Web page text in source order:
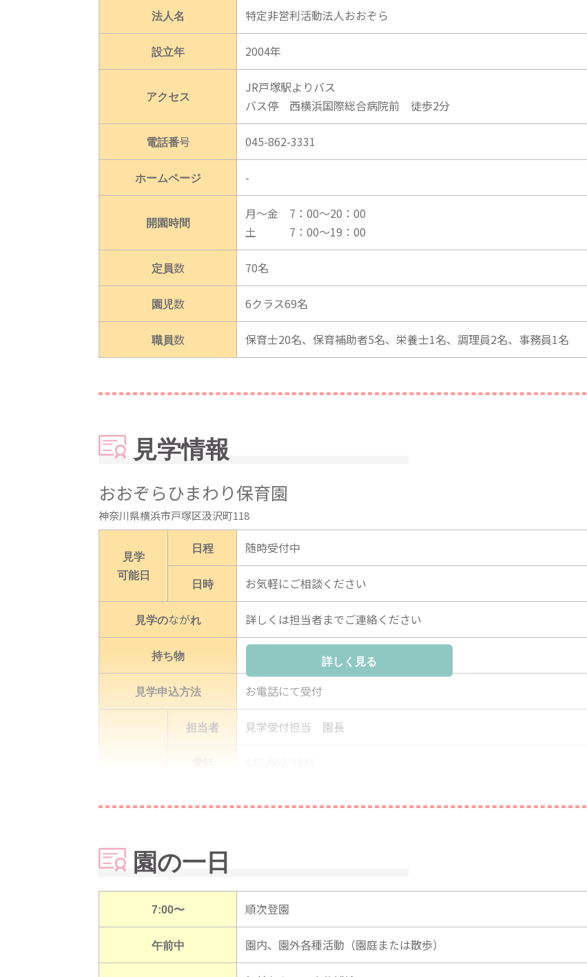
法人名 特定非営利活動法人おおぞら
設立年 2004年
アクセス
JR戸塚駅よりバス
バス停 西横浜国際総合病院前 徒歩2分
電話番号 045-862-3331
ホームページ -
開園時間
月～金 7：00～20：00
土 7：00～19：00
定員数 70名
園児数 6クラス69名
職員数 保育士20名、保育補助者5名、栄養士1名、調理員2名、事務員1名
見学情報
おおぞらひまわり保育園
神奈川県横浜市戸塚区汲沢町118
詳しく見る
見学
可能日
日程 随時受付中
日時 お気軽にご相談ください
見学のながれ 詳しくは担当者までご連絡ください
持ち物 詳しくは担当者までご連絡ください
見学申込方法 お電話にて受付
担当者 見学受付担当 園長
予約
-
※ご連絡の際は「えんみっけ！を見た」とお伝えください
担当者からの
詳しくは担当者までご連絡ください
園の一日
7:00〜 順次登園
午前中 園内、園外各種活動（園庭または散歩）